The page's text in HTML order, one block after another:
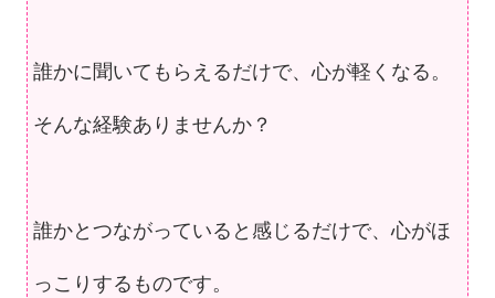
誰かに聞いてもらえるだけで、心が軽くなる。
そんな経験ありませんか？
誰かとつながっていると感じるだけで、心がほ
っこりするものです。